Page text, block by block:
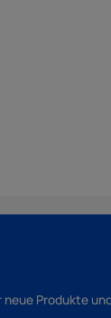
Produkte